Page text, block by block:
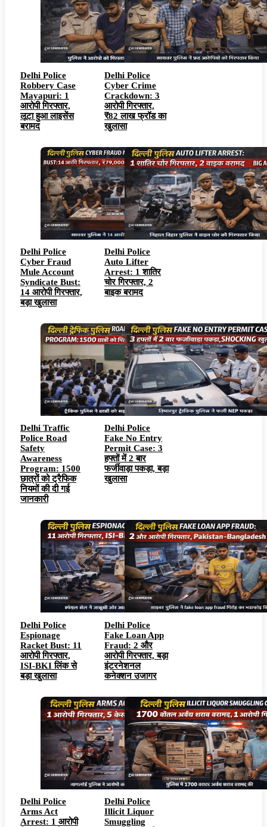
Delhi Police
Robbery Case
Mayapuri: 1
आरोपी गिरफ्तार,
लूटा हुआ लाइसेंस
बरामद
Delhi Police
Cyber Crime
Crackdown: 3
आरोपी गिरफ्तार,
₹82 लाख फ्रॉड का
खुलासा
Delhi Police
Cyber Fraud
Mule Account
Syndicate Bust:
14 आरोपी गिरफ्तार,
बड़ा खुलासा
Delhi Police
Auto Lifter
Arrest: 1 शातिर
चोर गिरफ्तार, 2
बाइक बरामद
Delhi Traffic
Police Road
Safety
Awareness
Program: 1500
छात्रों को ट्रैफिक
नियमों की दी गई
जानकारी
Delhi Police
Fake No Entry
Permit Case: 3
हफ्तों में 2 बार
फर्जीवाड़ा पकड़ा, बड़ा
खुलासा
Delhi Police
Espionage
Racket Bust: 11
आरोपी गिरफ्तार,
ISI-BKI लिंक से
बड़ा खुलासा
Delhi Police
Fake Loan App
Fraud: 2 और
आरोपी गिरफ्तार, बड़ा
इंटरनेशनल
कनेक्शन उजागर
Delhi Police
Arms Act
Arrest: 1 आरोपी
Delhi Police
Illicit Liquor
Smuggling